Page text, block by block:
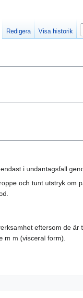
i undantagsfall
och tunt utstryk om
eftersom de
m m (visceral form).
Redigera Visa historik